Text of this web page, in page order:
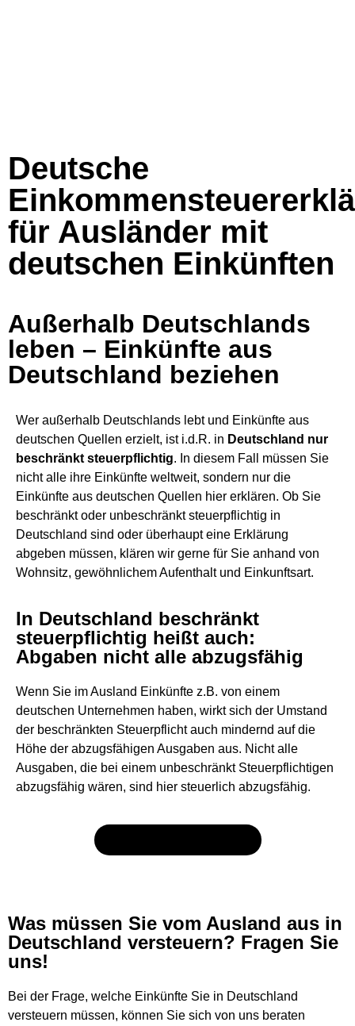
Deutsche
für Ausländer mit
deutschen Einkünften
Außerhalb Deutschlands
leben – Einkünfte aus
Deutschland beziehen
Wer außerhalb Deutschlands lebt und Einkünfte aus
deutschen Quellen erzielt, ist i.d.R. in Deutschland nur
beschränkt steuerpflichtig. In diesem Fall müssen Sie
nicht alle ihre Einkünfte weltweit, sondern nur die
Einkünfte aus deutschen Quellen hier erklären. Ob Sie
beschränkt oder unbeschränkt steuerpflichtig in
Deutschland sind oder überhaupt eine Erklärung
abgeben müssen, klären wir gerne für Sie anhand von
Wohnsitz, gewöhnlichem Aufenthalt und Einkunftsart.
In Deutschland beschränkt
steuerpflichtig heißt auch:
Abgaben nicht alle abzugsfähig
Wenn Sie im Ausland Einkünfte z.B. von einem
deutschen Unternehmen haben, wirkt sich der Umstand
der beschränkten Steuerpflicht auch mindernd auf die
Höhe der abzugsfähigen Ausgaben aus. Nicht alle
Ausgaben, die bei einem unbeschränkt Steuerpflichtigen
abzugsfähig wären, sind hier steuerlich abzugsfähig.
Was müssen Sie vom Ausland aus in
Deutschland versteuern? Fragen Sie
uns!
Bei der Frage, welche Einkünfte Sie in Deutschland
versteuern müssen, können Sie sich von uns beraten